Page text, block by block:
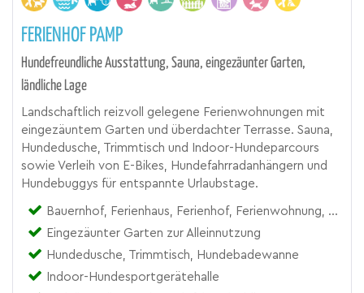
FERIENHOF PAMP
Hundefreundliche Ausstattung, Sauna, eingezäunter Garten,
ländliche Lage
Landschaftlich reizvoll gelegene Ferienwohnungen mit
eingezäuntem Garten und überdachter Terrasse. Sauna,
Hundedusche, Trimmtisch und Indoor-Hundeparcours
sowie Verleih von E-Bikes, Hundefahrradanhängern und
Hundebuggys für entspannte Urlaubstage.
Bauernhof, Ferienhaus, Ferienhof, Ferienwohnung, Zimmer
Eingezäunter Garten zur Alleinnutzung
Hundedusche, Trimmtisch, Hundebadewanne
Indoor-Hundesportgerätehalle